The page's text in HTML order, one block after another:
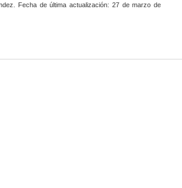
Fecha de última actualización: 27 de marzo de